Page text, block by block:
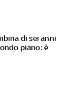
di sei anni
piano: è